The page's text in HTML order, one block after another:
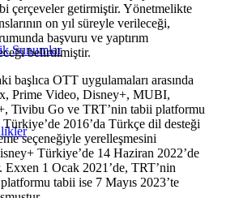
Sunumlar
çerçeveler getirmiştir. Yönetmelikte
on yıl süreyle verileceği,
başvuru ve yaptırım
belirtilmiştir.
başlıca OTT uygulamaları arasında
Prime Video, Disney+, MUBI,
Tivibu Go ve TRT’nin tabii platformu
2016’da Türkçe dil desteği
seçeneğiyle yerelleşmesini
Türkiye’de 14 Haziran 2022’de
Exxen 1 Ocak 2021’de, TRT’nin
tabii ise 7 Mayıs 2023’te